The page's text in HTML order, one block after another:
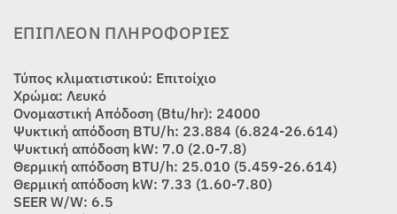
ΕΠΙΠΛΈΟΝ ΠΛΗΡΟΦΟΡΊΕΣ
Τύπος κλιματιστικού: Επιτοίχιο
Χρώμα: Λευκό
Ονομαστική Απόδοση (Btu/hr): 24000
Ψυκτική απόδοση BTU/h: 23.884 (6.824-26.614)
Ψυκτική απόδοση kW: 7.0 (2.0-7.8)
Θερμική απόδοση BTU/h: 25.010 (5.459-26.614)
Θερμική απόδοση kW: 7.33 (1.60-7.80)
SEER W/W: 6.5